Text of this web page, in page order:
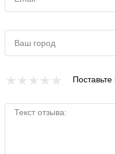
Ваш город
Текст отзыва: